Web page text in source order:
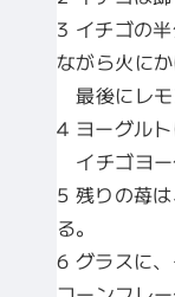
3 イチゴの
ながら火にか
最後にレモ
4 ヨーグルト
イチゴヨー
5 残りの苺
る。
6 グラスに